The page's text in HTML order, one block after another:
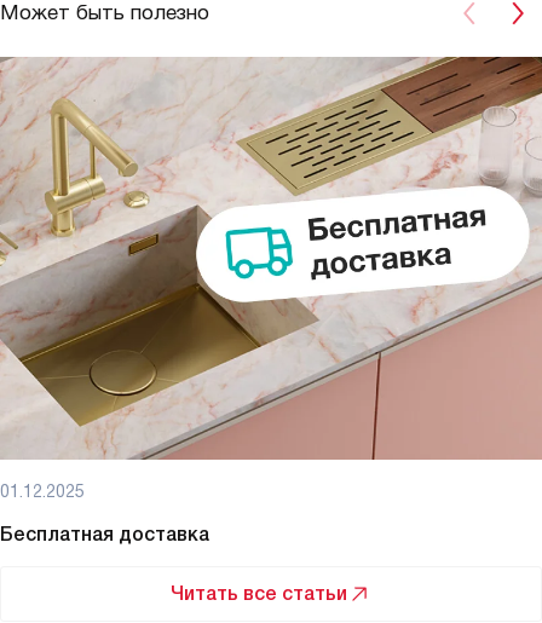
Может быть полезно
01.12.2025
Бесплатная доставка
Читать все статьи